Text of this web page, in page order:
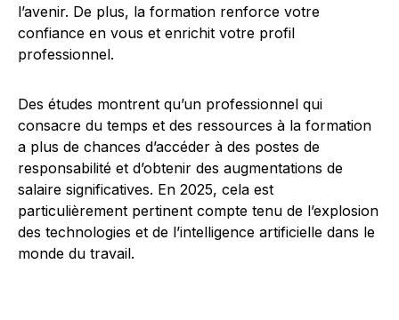
l’avenir. De plus, la formation renforce votre
confiance en vous et enrichit votre profil
professionnel.
Des études montrent qu’un professionnel qui
consacre du temps et des ressources à la formation
a plus de chances d’accéder à des postes de
responsabilité et d’obtenir des augmentations de
salaire significatives. En 2025, cela est
particulièrement pertinent compte tenu de l’explosion
des technologies et de l’intelligence artificielle dans le
monde du travail.